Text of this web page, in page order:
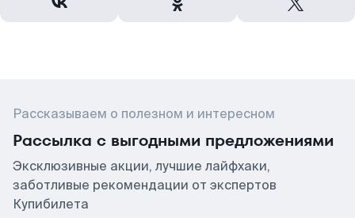
Рассказываем о полезном и интересном
Рассылка с выгодными предложениями
Эксклюзивные акции, лучшие лайфхаки,
заботливые рекомендации от экспертов
Купибилета